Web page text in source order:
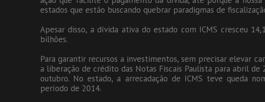
estados que estão buscando quebrar paradigmas de
Apesar disso, a dívida ativa do estado com ICMS cresceu
bilhões.
Para garantir recursos a investimentos, sem precisar elevar
a liberação de crédito das Notas Fiscais Paulista para abril
outubro. No estado, a arrecadação de ICMS teve queda
período de 2014.